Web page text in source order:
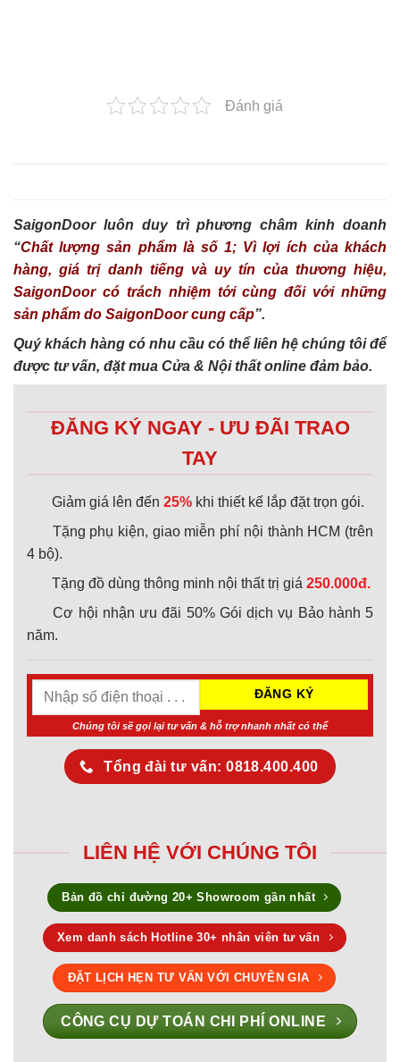
Đánh giá
SaigonDoor luôn duy trì phương châm kinh doanh
“Chất lượng sản phẩm là số 1; Vì lợi ích của khách
hàng, giá trị danh tiếng và uy tín của thương hiệu,
SaigonDoor có trách nhiệm tới cùng đối với những
sản phẩm do SaigonDoor cung cấp”.
Quý khách hàng có nhu cầu có thể liên hệ chúng tôi để
được tư vấn, đặt mua Cửa & Nội thất online đảm bảo.
ĐĂNG KÝ NGAY - ƯU ĐÃI TRAO
TAY
Giảm giá lên đến 25% khi thiết kế lắp đặt trọn gói.
Tặng phụ kiện, giao miễn phí nội thành HCM (trên
4 bộ).
Tặng đồ dùng thông minh nội thất trị giá 250.000đ.
Cơ hội nhận ưu đãi 50% Gói dịch vụ Bảo hành 5
năm.
Chúng tôi sẽ gọi lại tư vấn & hỗ trợ nhanh nhất có thể
Tổng đài tư vấn: 0818.400.400
LIÊN HỆ VỚI CHÚNG TÔI
Bản đồ chỉ đường 20+ Showroom gần nhất
Xem danh sách Hotline 30+ nhân viên tư vấn
ĐẶT LỊCH HẸN TƯ VẤN VỚI CHUYÊN GIA
CÔNG CỤ DỰ TOÁN CHI PHÍ ONLINE